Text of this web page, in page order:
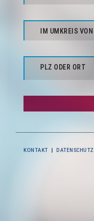
IM UMKREIS VON
PLZ ODER ORT
KONTAKT|DATENSCHUTZ